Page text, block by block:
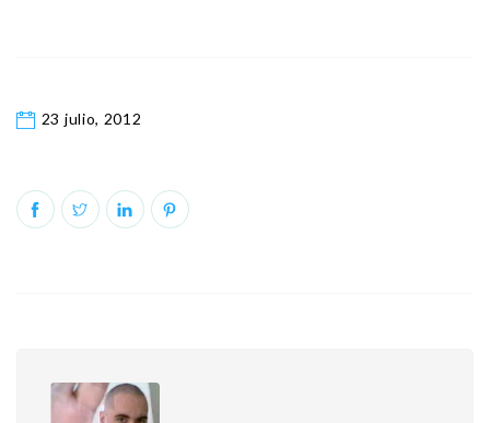
23 julio, 2012